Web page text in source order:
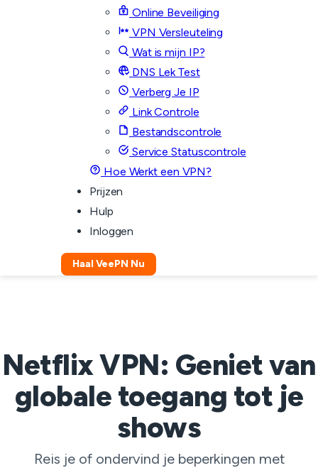
Online Beveiliging
VPN Versleuteling
Wat is mijn IP?
DNS Lek Test
Verberg Je IP
Link Controle
Bestandscontrole
Service Statuscontrole
Hoe Werkt een VPN?
Prijzen
Hulp
Inloggen
Haal VeePN Nu
Netflix VPN: Geniet van
globale toegang tot je
shows
Reis je of ondervind je beperkingen met